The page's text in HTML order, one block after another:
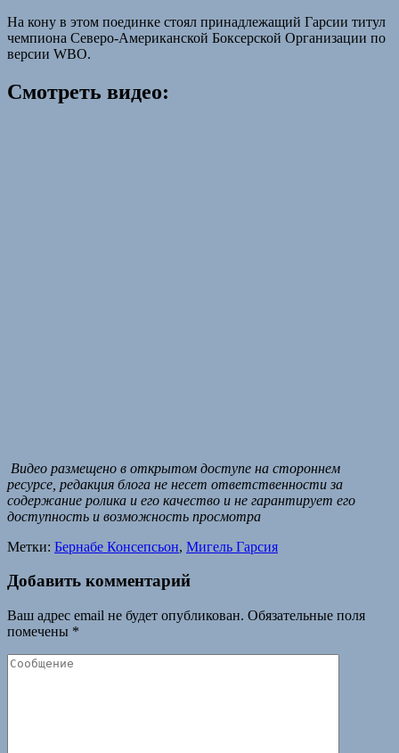
На кону в этом поединке стоял принадлежащий Гарсии титул
чемпиона Северо-Американской Боксерской Организации по
версии WBO.
Смотреть видео:
Видео размещено в открытом доступе на стороннем
ресурсе, редакция блога не несет ответственности за
содержание ролика и его качество и не гарантирует его
доступность и возможность просмотра
Метки: Бернабе Консепсьон, Мигель Гарсия
Добавить комментарий
Ваш адрес email не будет опубликован. Обязательные поля
помечены *